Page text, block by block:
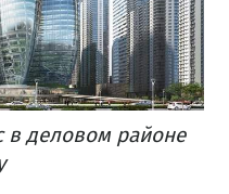
в деловом районе